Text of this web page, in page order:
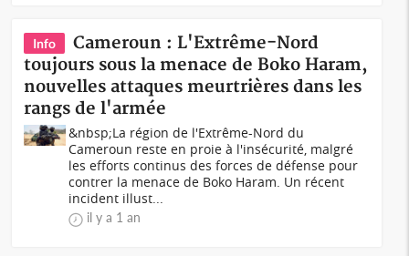
Info
Cameroun : L'Extrême-Nord
toujours sous la menace de Boko Haram,
nouvelles attaques meurtrières dans les
rangs de l'armée
&nbsp;La région de l'Extrême-Nord du
Cameroun reste en proie à l'insécurité, malgré
les efforts continus des forces de défense pour
contrer la menace de Boko Haram. Un récent
incident illust...
il y a 1 an